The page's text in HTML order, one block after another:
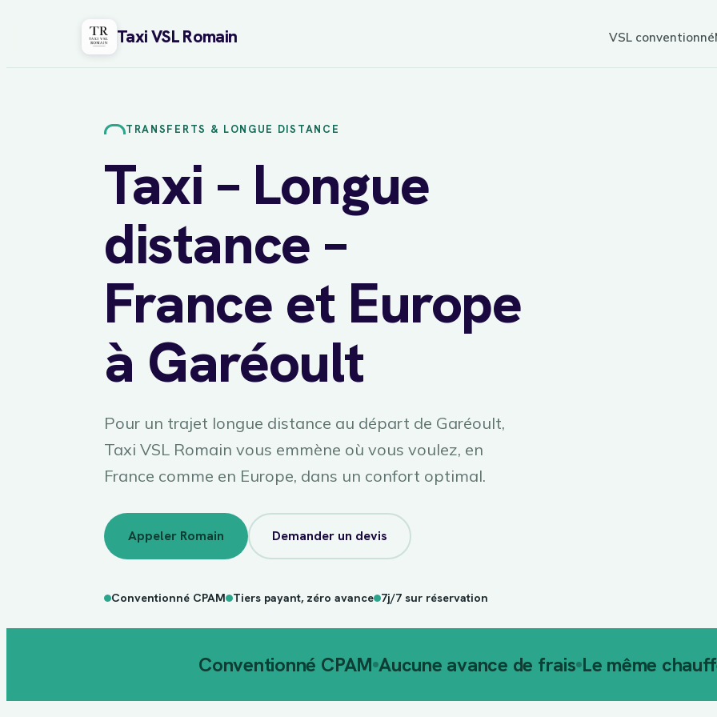
Taxi VSL Romain VSL conventionné
TRANSFERTS & LONGUE DISTANCE
Taxi – Longue
distance –
France et Europe
à Garéoult
Pour un trajet longue distance au départ de Garéoult,
Taxi VSL Romain vous emmène où vous voulez, en
France comme en Europe, dans un confort optimal.
Appeler Romain Demander un devis
Conventionné CPAM Tiers payant, zéro avance 7j/7 sur réservation
Conventionné CPAM Aucune avance de frais Le même